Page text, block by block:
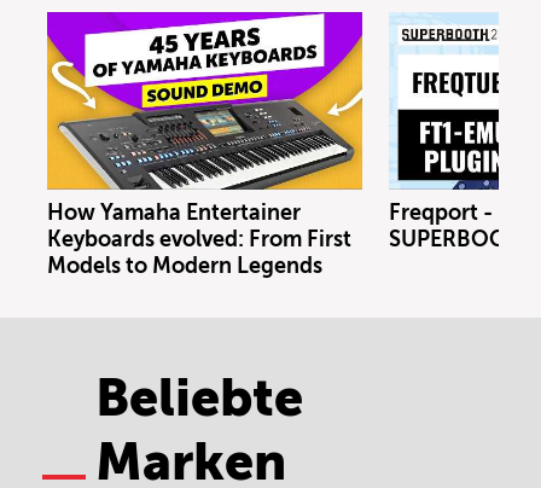
How Yamaha Entertainer
Keyboards evolved: From First
Models to Modern Legends
Freqport -
Beliebte
Marken